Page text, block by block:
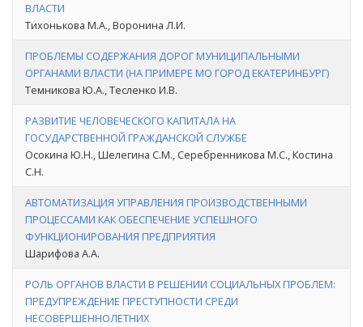
ВЛАСТИ
Тихонькова М.А., Воронина Л.И.
ПРОБЛЕМЫ СОДЕРЖАНИЯ ДОРОГ МУНИЦИПАЛЬНЫМИ
ОРГАНАМИ ВЛАСТИ (НА ПРИМЕРЕ МО ГОРОД ЕКАТЕРИНБУРГ)
Темникова Ю.А., Тесленко И.В.
РАЗВИТИЕ ЧЕЛОВЕЧЕСКОГО КАПИТАЛА НА
ГОСУДАРСТВЕННОЙ ГРАЖДАНСКОЙ СЛУЖБЕ
Осокина Ю.Н., Шелегина С.М., Серебренникова М.С., Костина
С.Н.
АВТОМАТИЗАЦИЯ УПРАВЛЕНИЯ ПРОИЗВОДСТВЕННЫМИ
ПРОЦЕССАМИ КАК ОБЕСПЕЧЕНИЕ УСПЕШНОГО
ФУНКЦИОНИРОВАНИЯ ПРЕДПРИЯТИЯ
Шарифова А.А.
РОЛЬ ОРГАНОВ ВЛАСТИ В РЕШЕНИИ СОЦИАЛЬНЫХ ПРОБЛЕМ:
ПРЕДУПРЕЖДЕНИЕ ПРЕСТУПНОСТИ СРЕДИ
НЕСОВЕРШЕННОЛЕТНИХ